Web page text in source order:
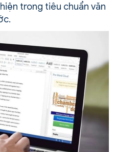
trong tiêu chuẩn văn